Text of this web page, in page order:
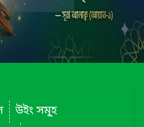
উইং সমূ্হ